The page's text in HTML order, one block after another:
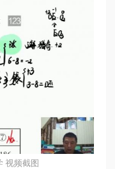
视频截图